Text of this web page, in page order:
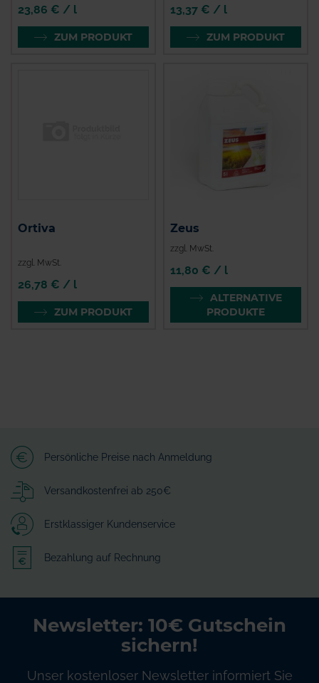
23,86 € / l
ZUM PRODUKT
13,37 € / l
ZUM PRODUKT
Ortiva
zzgl. MwSt.
26,78 € / l
ZUM PRODUKT
Zeus
zzgl. MwSt.
11,80 € / l
ALTERNATIVE
PRODUKTE
Persönliche Preise nach Anmeldung
Versandkostenfrei ab 250€
Erstklassiger Kundenservice
Bezahlung auf Rechnung
Newsletter: 10€ Gutschein
sichern!
Unser kostenloser Newsletter informiert Sie